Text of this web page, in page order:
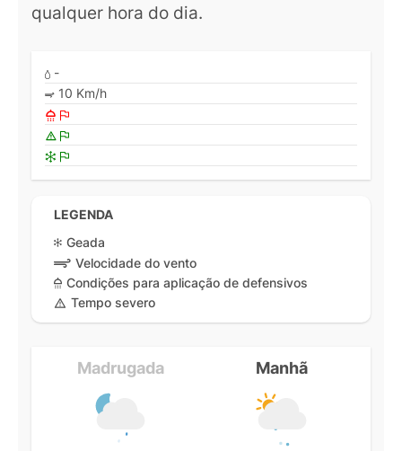
qualquer hora do dia.
-
10 Km/h
LEGENDA
Geada
Velocidade do vento
Condições para aplicação de defensivos
Tempo severo
Madrugada Manhã